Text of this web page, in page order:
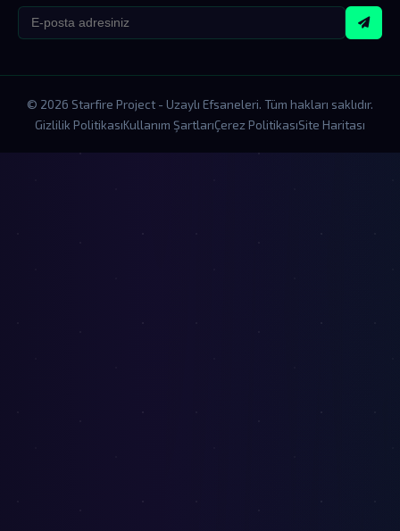
© 2026 Starfire Project - Uzaylı Efsaneleri. Tüm hakları saklıdır.
Gizlilik PolitikasıKullanım ŞartlarıÇerez PolitikasıSite Haritası